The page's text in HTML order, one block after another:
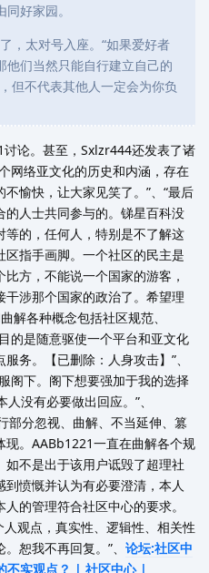
好家园。
，太对号入座。“如果爱好者
他们当然只能自行建立自己的
但不代表其他人一定会为你负
论。甚至，Sxlzr444还发表了诸
网络亚文化的历史和内涵，存在
愉快，让大家见笑了。”、“最后
人士共同参与的。锑星百科没
的，任何人，特别是不了解这
指手画脚。一个社区的民主是
方，不能说一个国家的游客，
涉那个国家的政治了。希望理
解各种概念包括社区规范、
的是随意驱使一个平台和亚文化
务。【已删除：人身攻击】”、
阁下。阁下想要强加于我的选择
没有必要做出回应。”、
部分忽视、曲解、不当延伸、篡
。AABb1221一直在曲解各个规
不是出于该用户诋毁了超理社
愤慨并认为有必要澄清，本人
的管理符合社区中心的要求。
观点，真实性、逻辑性、相关性
恕我不再回复。”、 论坛:社区中
不实观点？ | 社区中心 |